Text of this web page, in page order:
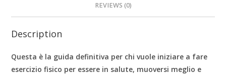
REVIEWS (0)
Description
Questa è la guida definitiva per chi vuole iniziare a fare
esercizio fisico per essere in salute, muoversi meglio e